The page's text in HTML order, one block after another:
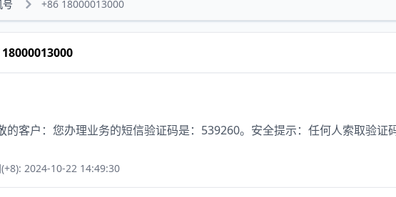
号 +86 18000013000
的客户：您办理业务的短信验证码是：539260。安全提示：任何人索取验证
2024-10-22 14:49:30